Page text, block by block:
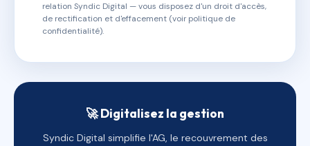
relation Syndic Digital — vous disposez d'un droit d'accès,
de rectification et d'effacement (voir politique de
confidentialité).
🚀 Digitalisez la gestion
Syndic Digital simplifie l'AG, le recouvrement des